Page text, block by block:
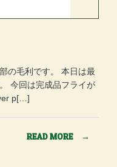
の毛利です。 本日は最
今回は完成品フライが
p[…]
READ MORE →